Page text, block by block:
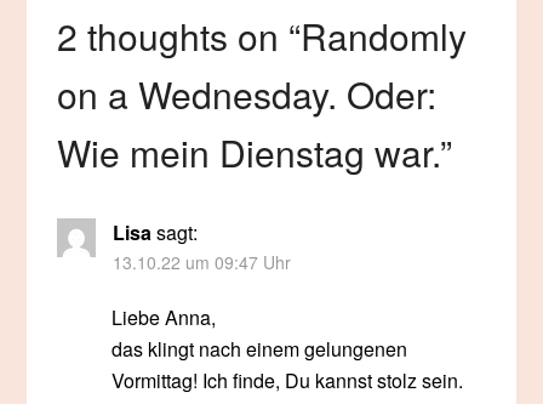
2 thoughts on “Randomly
on a Wednesday. Oder:
Wie mein Dienstag war.”
Lisasagt:
13.10.22 um 09:47 Uhr
Liebe Anna,
das klingt nach einem gelungenen
Vormittag! Ich finde, Du kannst stolz sein.